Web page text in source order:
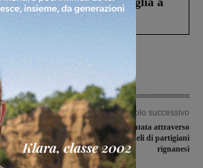
Articolo successivo
La Liberazione raccontata attraverso
documenti e cimeli di partigiani
rignanesi